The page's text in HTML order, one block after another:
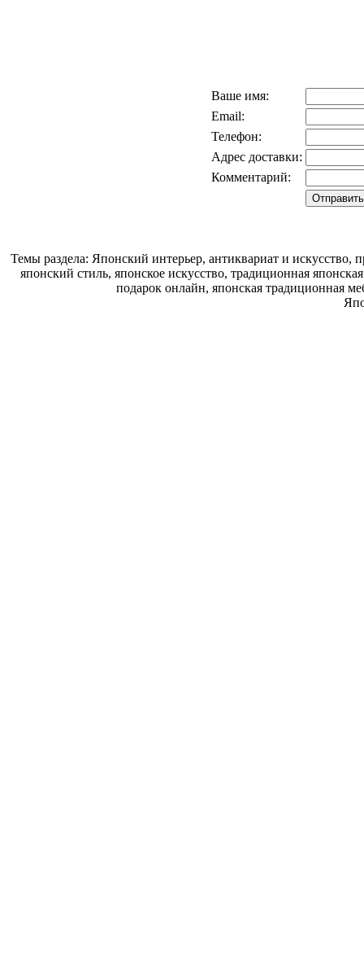
Ваше имя:
Email:
Телефон:
Адрес доставки:
Комментарий:
Темы раздела: Японский интерьер, антиквариат и
японский стиль, японское искусство, традиционная
подарок онлайн, японская традиционная